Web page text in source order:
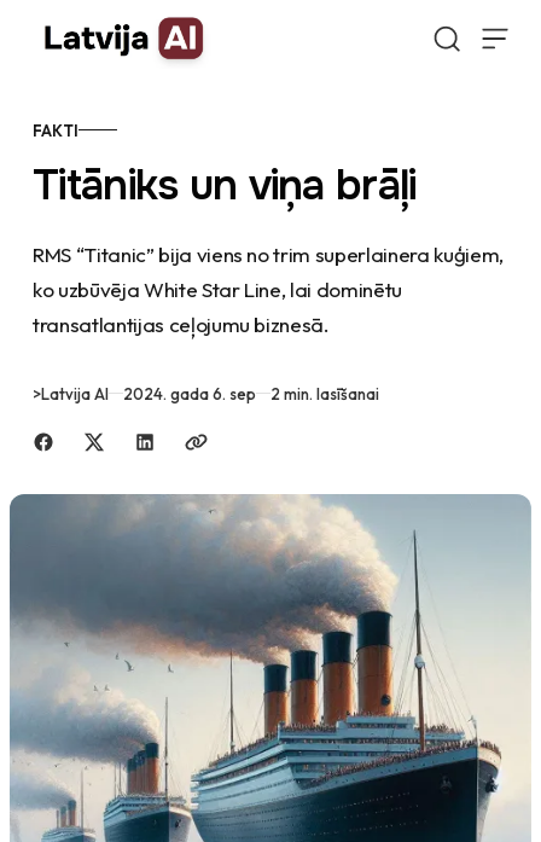
FAKTI
Titāniks un viņa brāļi
RMS “Titanic” bija viens no trim superlainera kuģiem,
ko uzbūvēja White Star Line, lai dominētu
transatlantijas ceļojumu biznesā.
>Latvija AI 2024. gada 6. sep 2 min. lasīšanai
Dalīties ar draugiem